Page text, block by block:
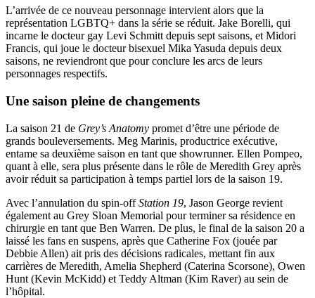
L’arrivée de ce nouveau personnage intervient alors que la
représentation LGBTQ+ dans la série se réduit. Jake Borelli, qui
incarne le docteur gay Levi Schmitt depuis sept saisons, et Midori
Francis, qui joue le docteur bisexuel Mika Yasuda depuis deux
saisons, ne reviendront que pour conclure les arcs de leurs
personnages respectifs.
Une saison pleine de changements
La saison 21 de Grey’s Anatomy promet d’être une période de
grands bouleversements. Meg Marinis, productrice exécutive,
entame sa deuxième saison en tant que showrunner. Ellen Pompeo,
quant à elle, sera plus présente dans le rôle de Meredith Grey après
avoir réduit sa participation à temps partiel lors de la saison 19.
Avec l’annulation du spin-offStation 19, Jason George revient
également au Grey Sloan Memorial pour terminer sa résidence en
chirurgie en tant que Ben Warren. De plus, le final de la saison 20 a
laissé les fans en suspens, après que Catherine Fox (jouée par
Debbie Allen) ait pris des décisions radicales, mettant fin aux
carrières de Meredith, Amelia Shepherd (Caterina Scorsone), Owen
Hunt (Kevin McKidd) et Teddy Altman (Kim Raver) au sein de
l’hôpital.